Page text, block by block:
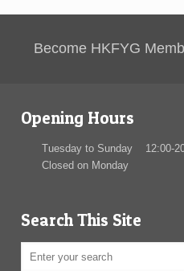
Become HKFYG
Opening Hours
Tuesday to Sunday 12:00-
Closed on Monday
Search This Site